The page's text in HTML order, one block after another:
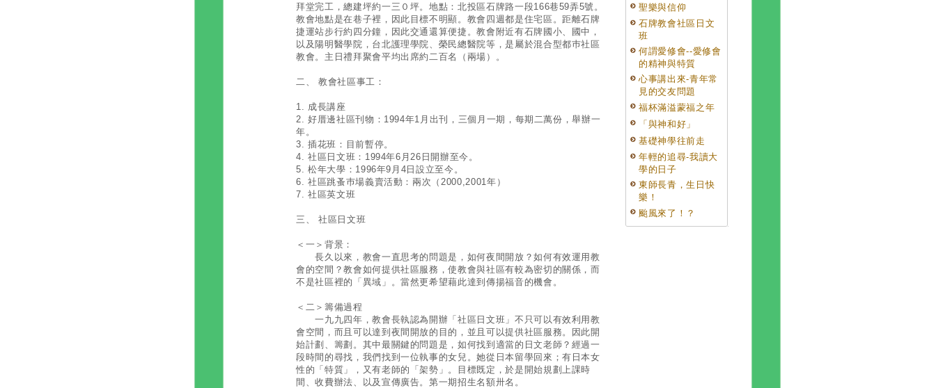
拜堂完工，總建坪約一三０坪。地點：北投區石牌路一段166巷59弄5號。
教會地點是在巷子裡，因此目標不明顯。教會四週都是住宅區。距離石牌
捷運站步行約四分鐘，因此交通還算便捷。教會附近有石牌國小、國中，
以及陽明醫學院，台北護理學院、榮民總醫院等，是屬於混合型都巿社區
教會。主日禮拜聚會平均出席約二百名（兩場）。
二、 教會社區事工：
1. 成長講座
2. 好厝邊社區刊物：1994年1月出刊，三個月一期，每期二萬份，舉辦一
年。
3. 插花班：目前暫停。
4. 社區日文班：1994年6月26日開辦至今。
5. 松年大學：1996年9月4日設立至今。
6. 社區跳蚤巿場義賣活動：兩次（2000,2001年）
7. 社區英文班
三、 社區日文班
＜一＞背景：
長久以來，教會一直思考的問題是，如何夜間開放？如何有效運用教
會的空間？教會如何提供社區服務，使教會與社區有較為密切的關係，而
不是社區裡的「異域」。當然更希望藉此達到傳揚福音的機會。
＜二＞籌備過程
一九九四年，教會長執認為開辦「社區日文班」不只可以有效利用教
會空間，而且可以達到夜間開放的目的，並且可以提供社區服務。因此開
始計劃、籌劃。其中最關鍵的問題是，如何找到適當的日文老師？經過一
段時間的尋找，我們找到一位執事的女兒。她從日本留學回來；有日本女
性的「特質」，又有老師的「架勢」。目標既定，於是開始規劃上課時
間、收費辦法、以及宣傳廣告。第一期招生名額卅名。
聖樂與信仰
石牌教會社區日文
班
何謂愛修會--愛修會
的精神與特質
心事講出來-青年常
見的交友問題
福杯滿溢蒙福之年
「與神和好」
基礎神學往前走
年輕的追尋-我讀大
學的日子
東師長青，生日快
樂！
颱風來了！？